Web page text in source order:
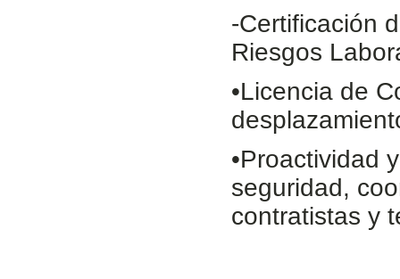
-Certificación
Riesgos
•Licencia de
•Proactividad
seguridad,
contratistas y